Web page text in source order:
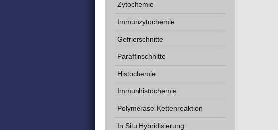
Zytochemie
Immunzytochemie
Gefrierschnitte
Paraffinschnitte
Histochemie
Immunhistochemie
Polymerase-Kettenreaktion
In Situ Hybridisierung